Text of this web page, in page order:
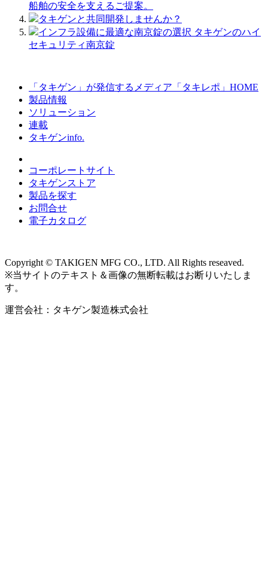
船舶の安全を支えるご提案。
タキゲンと共同開発しませんか？
インフラ設備に最適な南京錠の選択 タキゲンのハイ
セキュリティ南京錠
「タキゲン」が発信するメディア「タキレポ」HOME
製品情報
ソリューション
連載
タキゲンinfo.
コーポレートサイト
タキゲンストア
製品を探す
お問合せ
電子カタログ
Copyright © TAKIGEN MFG CO., LTD. All Rights reseaved.
※当サイトのテキスト＆画像の無断転載はお断りいたしま
す。
運営会社：タキゲン製造株式会社